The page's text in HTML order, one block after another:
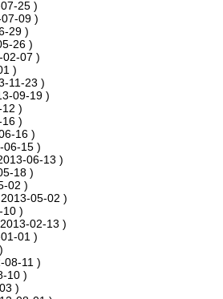
25 )
09 )
29 )
26 )
02-07 )
)
11-23 )
09-19 )
)
)
16 )
06-15 )
06-13 )
18 )
02 )
05-02 )
10 )
02-13 )
01 )
08-11 )
10 )
)